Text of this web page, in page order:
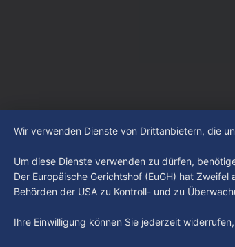
Wir verwenden Dienste von Drittanbietern, die
Um diese Dienste verwenden zu dürfen,
Der Europäische Gerichtshof (EuGH) hat
Behörden der USA zu Kontroll- und zu
Ihre Einwilligung können Sie jederzeit